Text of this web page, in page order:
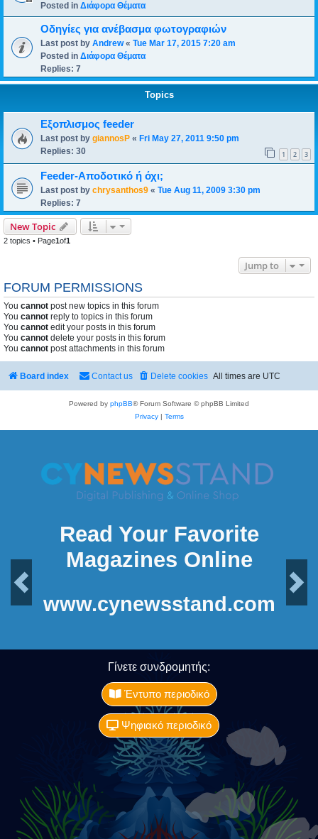
Posted in Διάφορα Θέματα
Οδηγίες για ανέβασμα φωτογραφιών
Last post by Andrew« Tue Mar 17, 2015 7:20 am
Posted in Διάφορα Θέματα
Replies: 7
Topics
Εξοπλισμος feeder
Last post by giannosP « Fri May 27, 2011 9:50 pm
Replies: 30 1 2 3
Feeder-Aποδοτικό ή όχι;
Last post by chrysanthos9 « Tue Aug 11, 2009 3:30 pm
Replies: 7
New Topic
2 topics • Page1of1
Jump to
FORUM PERMISSIONS
You cannot post new topics in this forum
You cannot reply to topics in this forum
You cannot edit your posts in this forum
You cannot delete your posts in this forum
You cannot post attachments in this forum
Board index All times are UTC
Delete cookies
Contact us
Powered by phpBB® Forum Software © phpBB Limited
Privacy| Terms
Read Your Favorite
Magazines Online
Next
www.cynewsstand.com
Γίνετε συνδρομητής:
Έντυπο περιοδικό
Ψηφιακό περιοδικό